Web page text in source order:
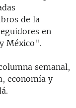
de la
en
México".
semanal,
economía y